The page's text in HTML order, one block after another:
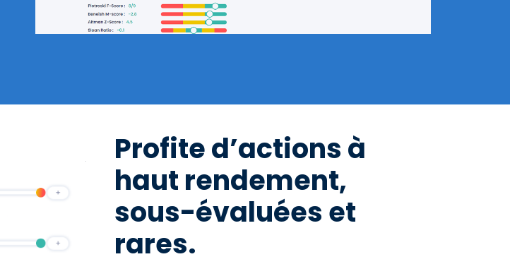
Profite d’actions à
haut rendement,
sous-évaluées et
rares.